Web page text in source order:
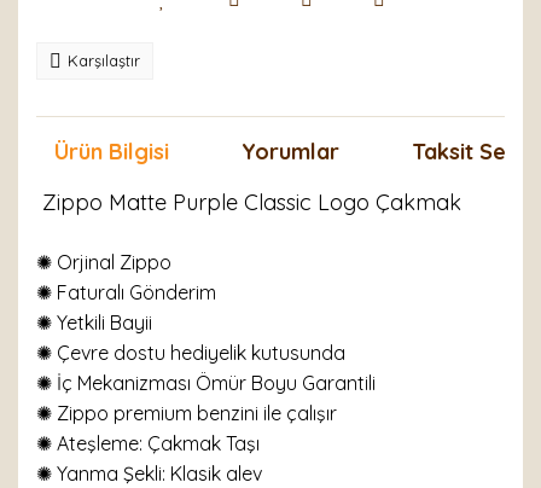
Karşılaştır
Ürün Bilgisi Yorumlar
Taksit
Zippo Matte Purple Classic Logo Çakmak
✺ Orjinal Zippo
✺ Faturalı Gönderim
✺ Yetkili Bayii
✺ Çevre dostu hediyelik kutusunda
✺ İç Mekanizması Ömür Boyu Garantili
✺ Zippo premium benzini ile çalışır
✺ Ateşleme: Çakmak Taşı
✺ Yanma Şekli: Klasik alev